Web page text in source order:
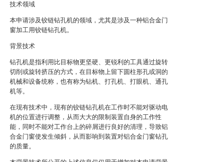
技术领域
本申请涉及铰链钻孔机的领域，尤其是涉及一种铝合金门
窗加工用铰链钻孔机。
背景技术
钻孔机是指利用比目标物更坚硬、更锐利的工具通过旋转
切削或旋转挤压的方式，在目标物上留下圆柱形孔或洞的
机械和设备统称，也有称为钻机、打孔机、打眼机、通孔
机等。
在现有技术中，现有的铰链钻孔机在工作时不能对驱动电
机的位置进行调整，从而大大的限制装置自身的工作性
能，同时不能对工作台上的碎屑进行良好的清理，导致铝
合金门窗使发生倾斜，从而影响到装置对铝合金门窗钻孔
的质量。